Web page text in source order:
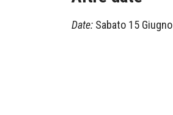
Date: Sabato 15